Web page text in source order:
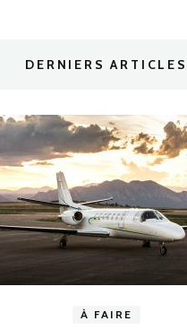
DERNIERS ARTICLES
À FAIRE